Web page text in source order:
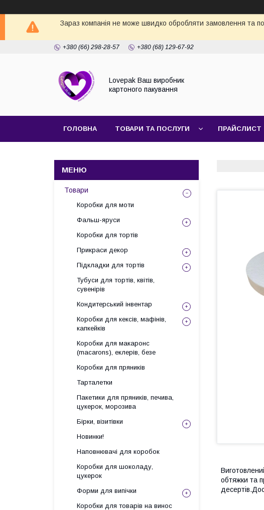
Зараз компанія не може швидко обробляти замовлення та
+380 (66) 298-28-57 +380 (68) 129-67-92
Lovepak Ваш виробник
картоного пакування
ГОЛОВНА ТОВАРИ ТА ПОСЛУГИ ПРАЙСЛИСТ
обтяжки та
Товари
Коробки для моти
Фальш-яруси
Коробки для тортів
Прикраси декор
Підкладки для тортів
Тубуси для тортів, квітів,
сувенірів
Кондитерський інвентар
Коробки для кексів, мафінів,
капкейків
Коробки для макаронс
(macarons), еклерів, безе
Коробки для пряників
Тарталетки
Пакетики для пряників, печива,
цукерок, морозива
Бірки, візитівки
Новинки!
Наповнювачі для коробок
Коробки для шоколаду,
цукерок
Форми для випічки
Коробки для товарів на винос